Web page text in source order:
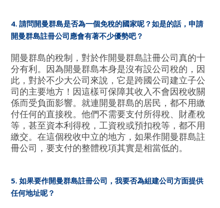
4. 請問開曼群島是否為一個免稅的國家呢？如是的話，申請
開曼群島註冊公司應會有著不少優勢吧？
開曼群島的稅制，對於作開曼群島註冊公司真的十
分有利。因為開曼群島本身是沒有設公司稅的，因
此，對於不少大公司來說，它是跨國公司建立子公
司的主要地方！因這樣可保障其收入不會因稅收關
係而受負面影響。就連開曼群島的居民，都不用繳
付任何的直接稅。他們不需要支付所得稅、財產稅
等，甚至資本利得稅，工資稅或預扣稅等，都不用
繳交。在這個稅收中立的地方，如果作開曼群島註
冊公司，要支付的整體稅項其實是相當低的。
5. 如果要作開曼群島註冊公司，我要否為組建公司方面提供
任何地址呢？